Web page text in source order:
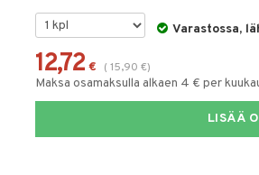
Varastossa,
12,72 € ( 15,90 €)
Maksa osamaksulla alkaen 4 € per
LISÄÄ